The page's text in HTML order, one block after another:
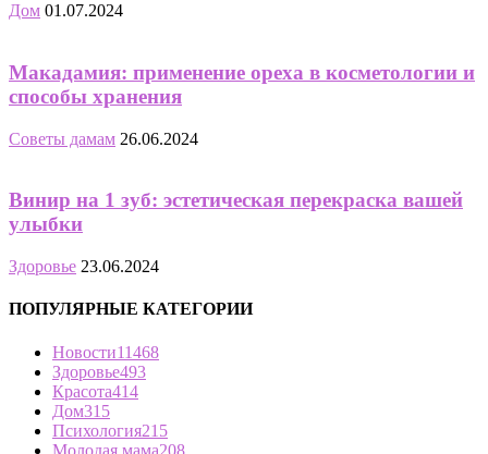
Дом 01.07.2024
Макадамия: применение ореха в косметологии и
способы хранения
Советы дамам 26.06.2024
Винир на 1 зуб: эстетическая перекраска вашей
улыбки
Здоровье 23.06.2024
ПОПУЛЯРНЫЕ КАТЕГОРИИ
Новости11468
Здоровье493
Красота414
Дом315
Психология215
Молодая мама208